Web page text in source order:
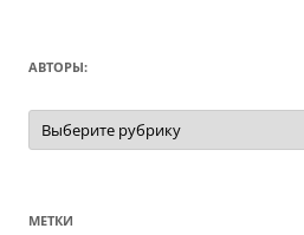
АВТОРЫ:
Авторы:
МЕТКИ